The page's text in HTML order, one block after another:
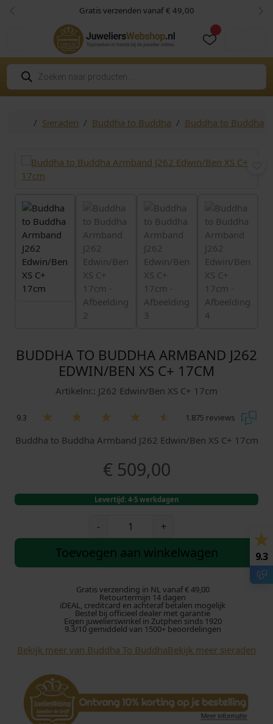
Skip to content
Skip to footer Gratis verzenden vanaf € 49,00
Vorige
P
o
d
HomeSieraden Buddha to Buddha Buddha to Buddha
BUDDHA TO BUDDHA ARMBAND J262
EDWIN/BEN XS C+ 17CM
Artikelnr.: J262 Edwin/Ben XS C+ 17cm
9.3 1.875 reviews
Buddha to Buddha Armband J262 Edwin/Ben XS C+ 17cm
€509,00
Levertijd: 4-5 werkdagen
-
d
a
t
o
B
d
a
A
+
Toevoegen aan winkelwagen
Gratis verzending in NL vanaf € 49,00
Retourtermijn 14 dagen
iDEAL, creditcard en achteraf betalen mogelijk
Bestel bij officieel dealer met garantie
Eigen juwelierswinkel in Zutphen sinds 1920
9.3/10 gemiddeld van 1500+ beoordelingen
Bekijk meer van Buddha To BuddhaBekijk meer sieraden
9.3